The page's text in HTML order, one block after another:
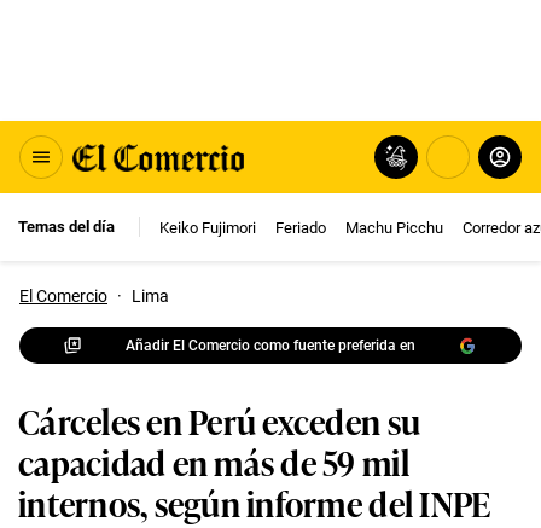
Temas del día Keiko Fujimori Feriado Machu Picchu Corredor
El Comercio · Lima
Añadir El Comercio como fuente preferida en
Cárceles en Perú exceden su
capacidad en más de 59 mil
internos, según informe del INPE